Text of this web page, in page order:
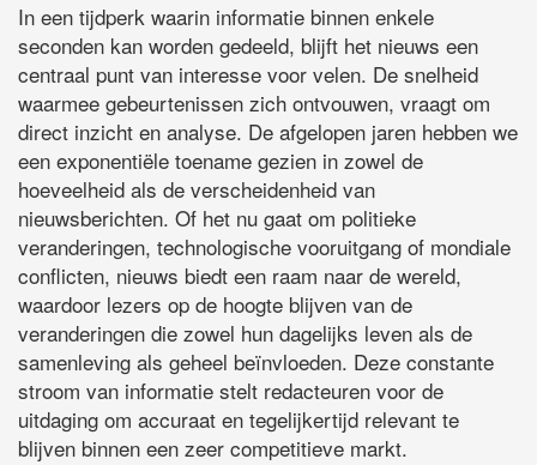
In een tijdperk waarin informatie binnen enkele
seconden kan worden gedeeld, blijft het nieuws een
centraal punt van interesse voor velen. De snelheid
waarmee gebeurtenissen zich ontvouwen, vraagt om
direct inzicht en analyse. De afgelopen jaren hebben we
een exponentiële toename gezien in zowel de
hoeveelheid als de verscheidenheid van
nieuwsberichten. Of het nu gaat om politieke
veranderingen, technologische vooruitgang of mondiale
conflicten, nieuws biedt een raam naar de wereld,
waardoor lezers op de hoogte blijven van de
veranderingen die zowel hun dagelijks leven als de
samenleving als geheel beïnvloeden. Deze constante
stroom van informatie stelt redacteuren voor de
uitdaging om accuraat en tegelijkertijd relevant te
blijven binnen een zeer competitieve markt.